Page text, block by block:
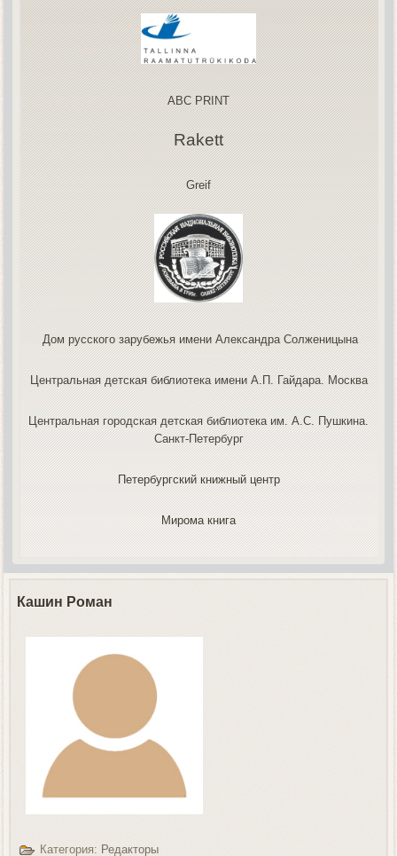
ABC PRINT
Rakett
Greif
Дом русского зарубежья имени Александра Солженицына
Центральная детская библиотека имени А.П. Гайдара. Москва
Центральная городская детская библиотека им. А.С. Пушкина.
Санкт-Петербург
Петербургский книжный центр
Мирома книга
Кашин Роман
Категория: Редакторы